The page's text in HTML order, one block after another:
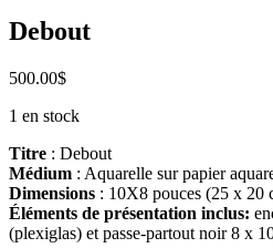
Debout
500.00$
1 en stock
Titre : Debout
Médium : Aquarelle sur papier
Dimensions : 10X8 pouces (25 x 20
Éléments de présentation inclus:
(plexiglas) et passe-partout noir 8 x